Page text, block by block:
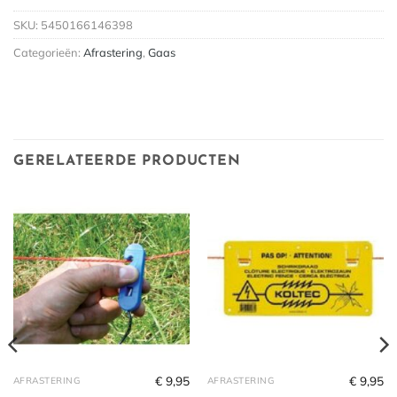
SKU: 5450166146398
Categorieën: Afrastering, Gaas
GERELATEERDE PRODUCTEN
AFRASTERING € 9,95 AFRASTERING € 9,95